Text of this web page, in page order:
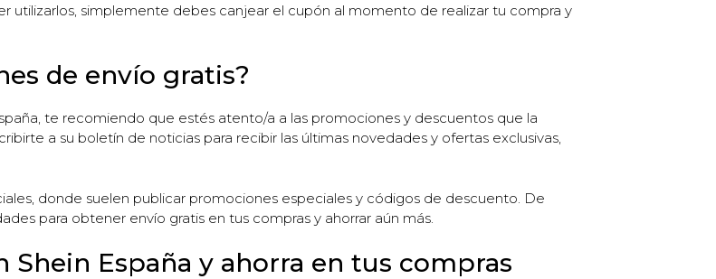
utilizarlos, simplemente debes canjear el cupón al momento de realizar tu compra y
de envío gratis?
te recomiendo que estés atento/a a las promociones y descuentos que la
a su boletín de noticias para recibir las últimas novedades y ofertas exclusivas,
donde suelen publicar promociones especiales y códigos de descuento. De
para obtener envío gratis en tus compras y ahorrar aún más.
España y ahorra en tus compras